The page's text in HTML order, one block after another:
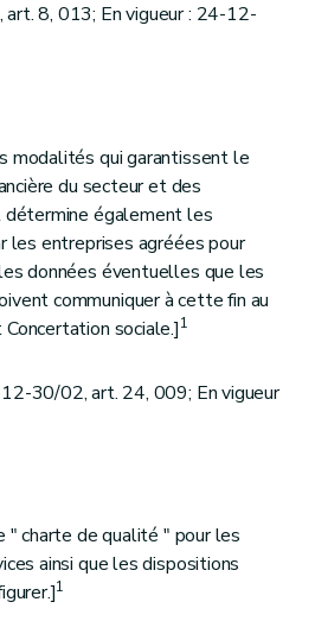
8, 013; En vigueur : 24-12-
modalités qui garantissent le
du secteur et des
détermine également les
les entreprises agréées pour
données éventuelles que les
communiquer à cette fin au
sociale.]1
30/02, art. 24, 009; En vigueur
" charte de qualité " pour les
ainsi que les dispositions
1